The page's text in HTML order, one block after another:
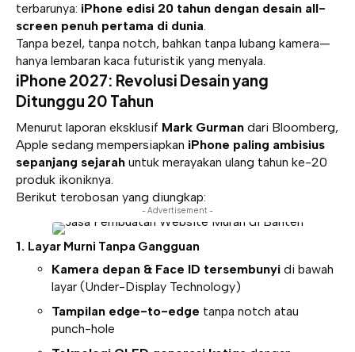
terbarunya: iPhone edisi 20 tahun dengan desain all-
screen penuh pertama di dunia.
Tanpa bezel, tanpa notch, bahkan tanpa lubang kamera—
hanya lembaran kaca futuristik yang menyala.
iPhone 2027: Revolusi Desain yang
Ditunggu 20 Tahun
Menurut laporan eksklusif Mark Gurman dari Bloomberg,
Apple sedang mempersiapkan iPhone paling ambisius
sepanjang sejarah untuk merayakan ulang tahun ke-20
produk ikoniknya.
Berikut terobosan yang diungkap:
- Advertisement -
1. Layar Murni Tanpa Gangguan
Kamera depan & Face ID tersembunyi di bawah
layar (Under-Display Technology)
Tampilan edge-to-edge tanpa notch atau
punch-hole